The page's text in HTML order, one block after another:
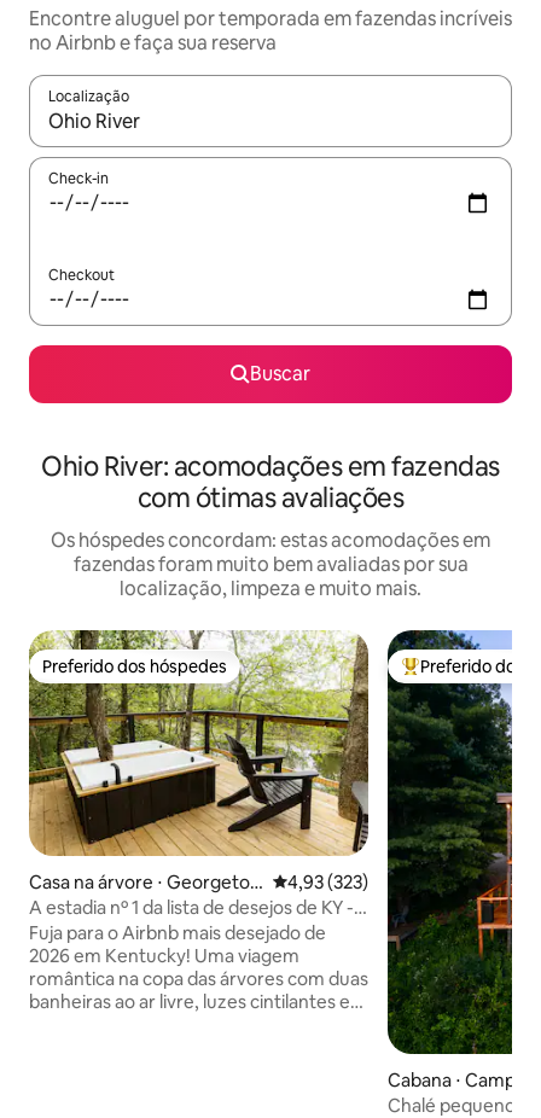
Encontre aluguel por temporada em fazendas incríveis
no Airbnb e faça sua reserva
Localização
Quando os resultados estiverem disponíveis, explore-os
Check-in
Checkout
Buscar
Ohio River: acomodações em fazendas
com ótimas avaliações
Os hóspedes concordam: estas acomodações em
fazendas foram muito bem avaliadas por sua
localização, limpeza e muito mais.
Preferido dos hóspedes
Preferido dos hóspedes
Casa na árvore ⋅ Georgeto
wn
4,93 de uma avaliação média de
4,93 (323)
A estadia nº 1 da lista de desejos de KY -
Casa na árvore e banheiras ao ar livre
Fuja para o Airbnb mais desejado de
2026 em Kentucky! Uma viagem
romântica na copa das árvores com duas
banheiras ao ar livre, luzes cintilantes e
Entre os
Preferido dos
Cabana ⋅
Chalé pequeno